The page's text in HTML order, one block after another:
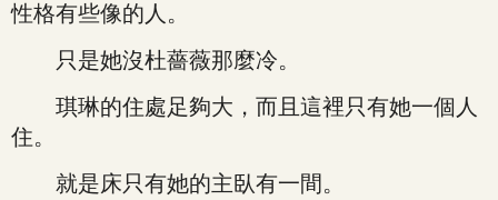
性格有些像的人。
只是她沒杜薔薇那麼冷。
琪琳的住處足夠大，而且這裡只有她一個人
住。
就是床只有她的主臥有一間。